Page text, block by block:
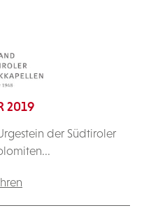
2019
der Südtiroler